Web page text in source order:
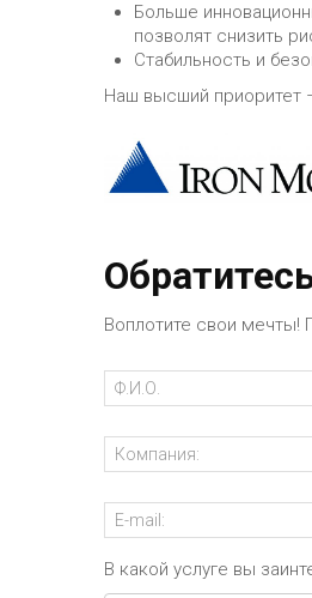
Больше
позволят снизить
Стабильность и
Наш высший приоритет
Воплотите свои мечты!
В какой услуге вы